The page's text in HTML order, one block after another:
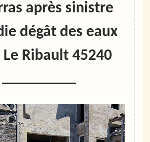
après sinistre
dégât des eaux
Le Ribault 45240